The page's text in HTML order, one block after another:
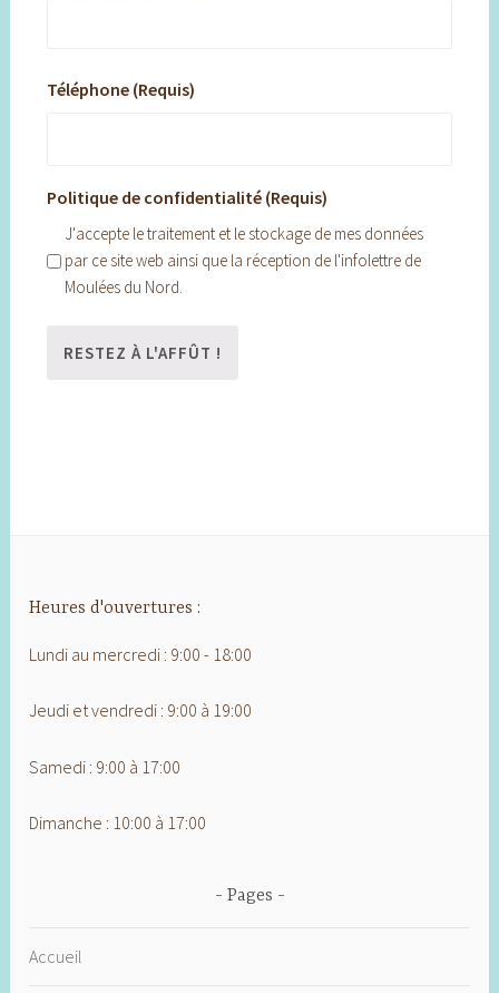
Téléphone (Requis)
Politique de confidentialité (Requis)
J'accepte le traitement et le stockage de mes données
par ce site web ainsi que la réception de l'infolettre de
Moulées du Nord.
Heures d'ouvertures :
Lundi au mercredi : 9:00 - 18:00
Jeudi et vendredi : 9:00 à 19:00
Samedi : 9:00 à 17:00
Dimanche : 10:00 à 17:00
Pages
Accueil